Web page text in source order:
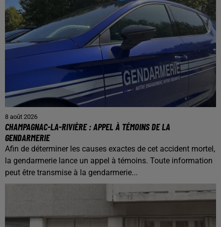
8 août 2026
CHAMPAGNAC-LA-RIVIÈRE : APPEL À TÉMOINS DE LA
GENDARMERIE
Afin de déterminer les causes exactes de cet accident mortel,
la gendarmerie lance un appel à témoins. Toute information
peut être transmise à la gendarmerie...